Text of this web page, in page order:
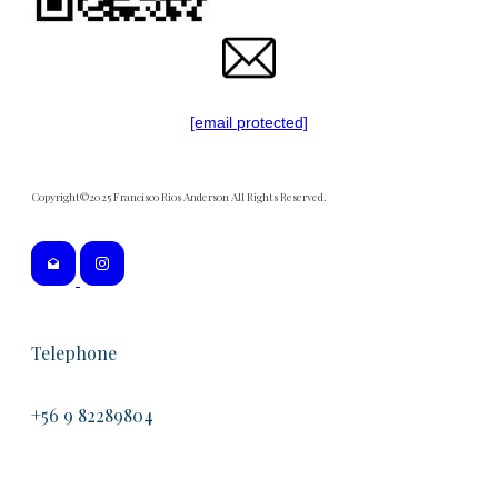
[email protected]
Copyright©2025 Francisco Rios Anderson All Rights Reserved.
Telephone
+56 9 82289804